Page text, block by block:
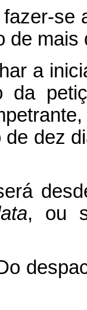
se
de
a
da
dez
, ou